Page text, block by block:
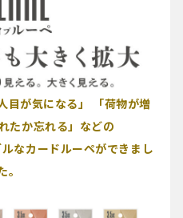
目が気になる」 「荷物が増
たか忘れる」などの
なカードルーペができまし
。